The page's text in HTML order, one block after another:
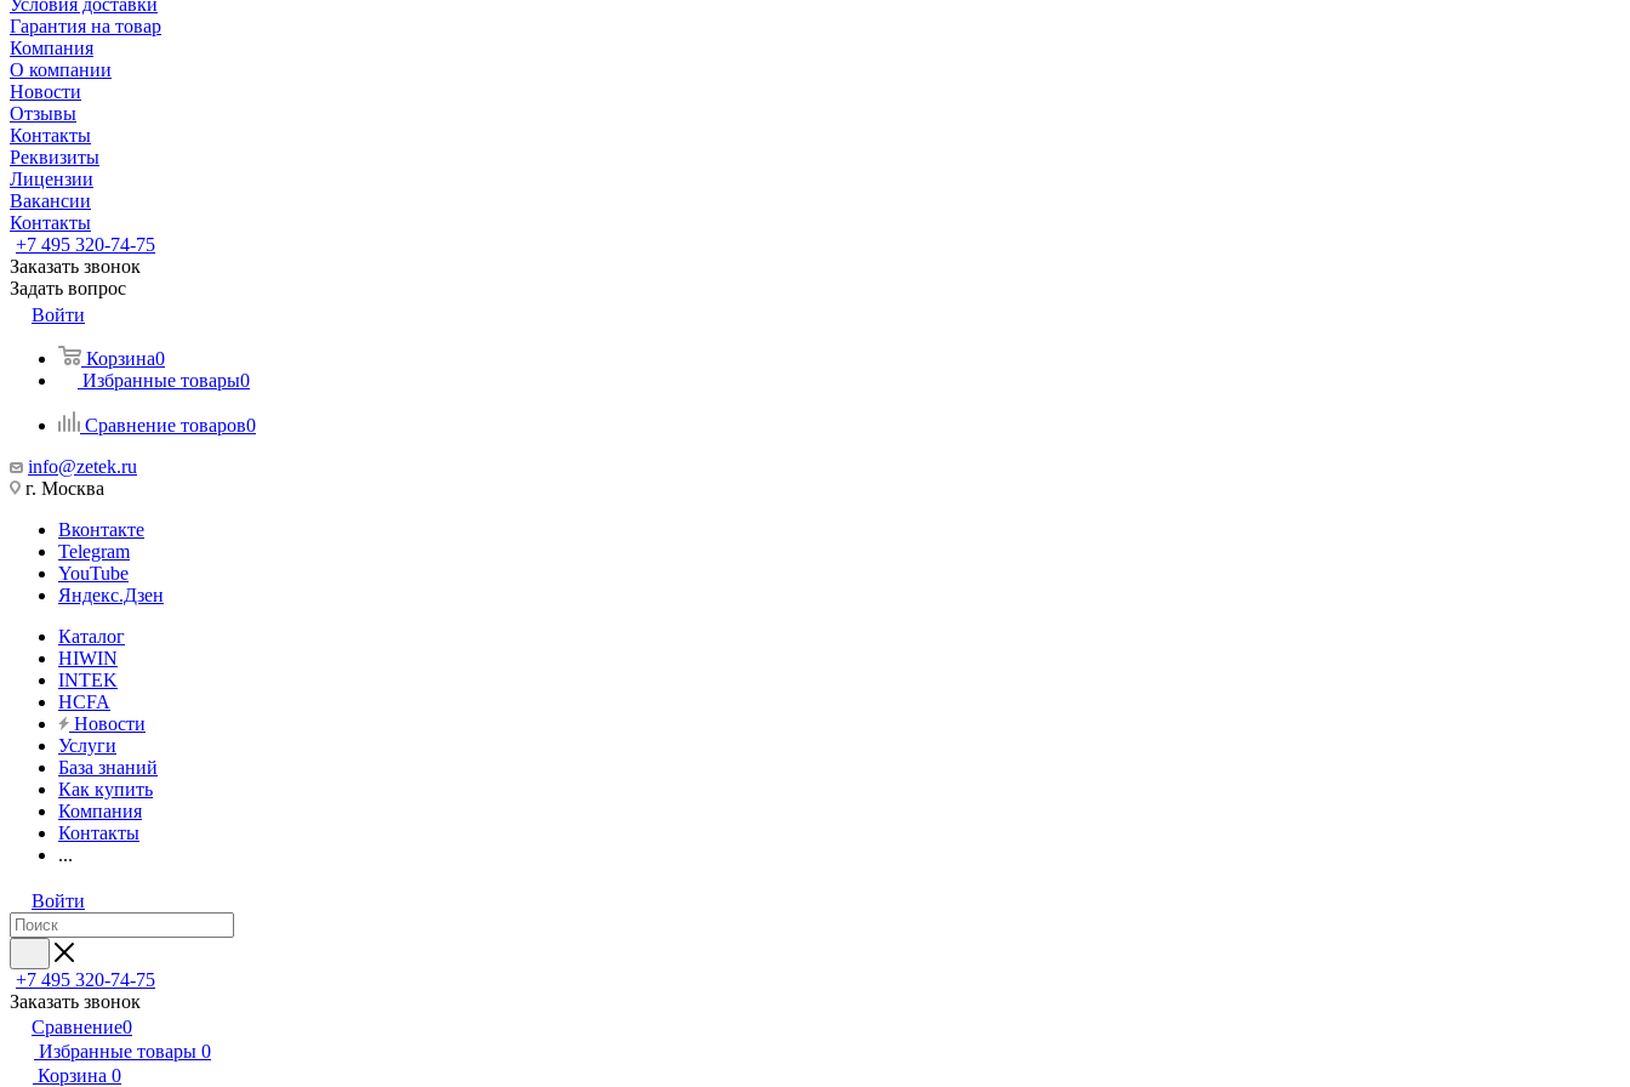
Условия доставки
Гарантия на товар
Компания
О компании
Новости
Отзывы
Контакты
Реквизиты
Лицензии
Вакансии
Контакты
+7 495 320-74-75
Заказать звонок
Задать вопрос
Войти
Корзина0
Избранные товары0
Сравнение товаров0
info@zetek.ru
г. Москва
Вконтакте
Telegram
YouTube
Яндекс.Дзен
Каталог
HIWIN
INTEK
HCFA
Новости
Услуги
База знаний
Как купить
Компания
Контакты
...
Войти
+7 495 320-74-75
Заказать звонок
Сравнение0
Избранные товары 0
Корзина 0